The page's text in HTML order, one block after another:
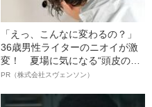
「えっ、こんなに変わるの？」
36歳男性ライターのニオイが激
変！ 夏場に気になる“頭皮のニ
オイ”や“ベタつき”を解消す
ト”が生み出した徹底ケアとは
PR（株式会社スヴェンソン）